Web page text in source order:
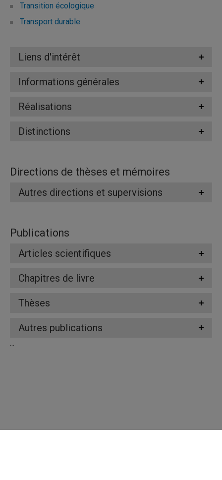
Transition écologique
Transport durable
Liens d'intérêt
Informations générales
Réalisations
Distinctions
Directions de thèses et mémoires
Autres directions et supervisions
Publications
Articles scientifiques
Chapitres de livre
Thèses
Autres publications
...